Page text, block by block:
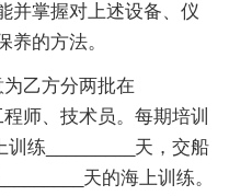
并掌握对上述设备、仪
养的方法。
乙方分两批在
程师、技术员。每期培训
训练_________天，交船
天的海上训练。